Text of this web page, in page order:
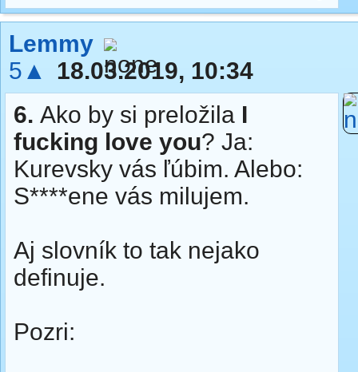
Lemmy
5▲
18.03.2019, 10:34
6. Ako by si preložila I
fucking love you? Ja:
Kurevsky vás ľúbim. Alebo:
S****ene vás milujem.
Aj slovník to tak nejako
definuje.
Pozri: